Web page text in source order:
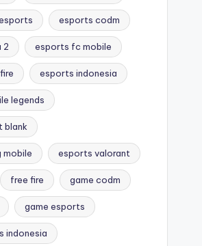
esports codm
2 esports fc mobile
esports indonesia
legends
blank
mobile esports valorant
free fire game codm
game esports
indonesia